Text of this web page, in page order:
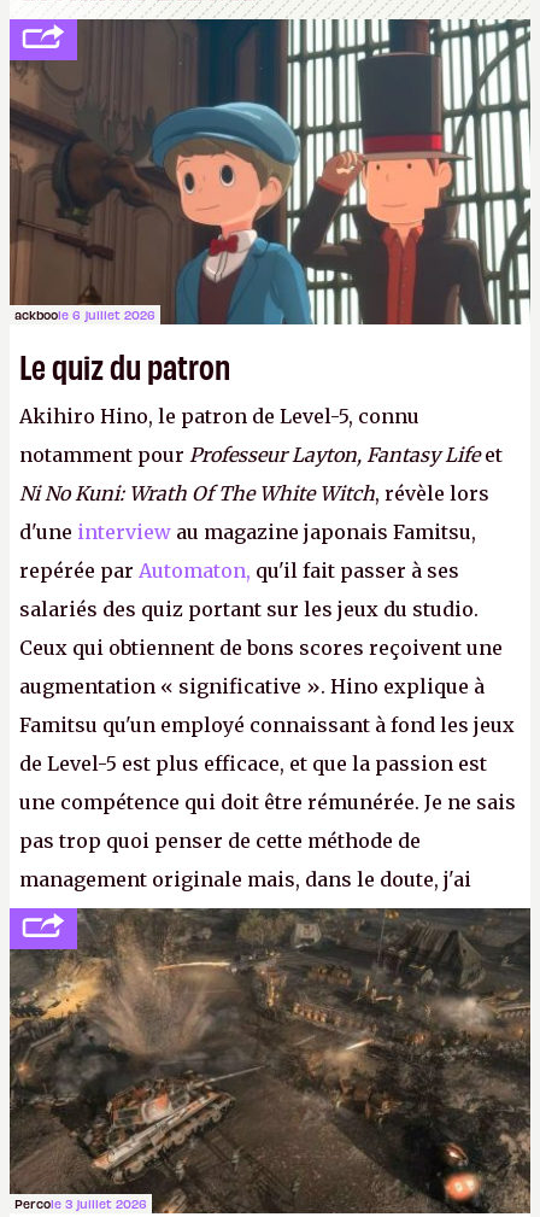
ackboole 6 juillet 2026
Le quiz du patron
Akihiro Hino, le patron de Level-5, connu
notamment pour Professeur Layton, Fantasy Lifeet
Ni No Kuni: Wrath Of The White Witch, révèle lors
d'une interview au magazine japonais Famitsu,
repérée par Automaton, qu'il fait passer à ses
salariés des quiz portant sur les jeux du studio.
Ceux qui obtiennent de bons scores reçoivent une
augmentation « significative ». Hino explique à
Famitsu qu'un employé connaissant à fond les jeux
de Level-5 est plus efficace, et que la passion est
une compétence qui doit être rémunérée. Je ne sais
pas trop quoi penser de cette méthode de
management originale mais, dans le doute, j'ai
décidé d'apprendre par cœur les 300 derniers
numéros deCanard PCavant de demander une
augmentation à Ivan Le Fou.A.
Percole 3 juillet 2026